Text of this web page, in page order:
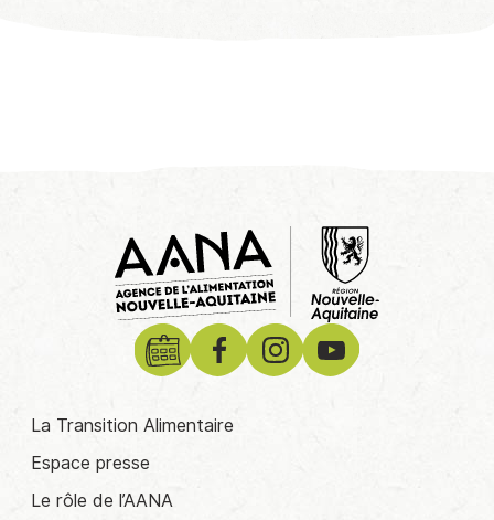
La Transition Alimentaire
Espace presse
Le rôle de l’AANA